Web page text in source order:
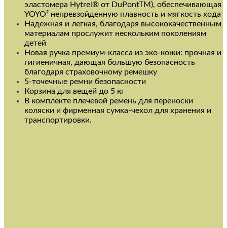
эластомера Hytrel® от DuPontTM), обеспечивающая
YOYO² непревзойденную плавность и мягкость хода
Надежная и легкая, благодаря высококачественным
материалам прослужит нескольким поколениям
детей
Новая ручка премиум-класса из эко-кожи: прочная и
гигиеничная, дающая большую безопасность
благодаря страховочному ремешку
5-точечные ремни безопасности
Корзина для вещей до 5 кг
В комплекте плечевой ремень для переноски
коляски и фирменная сумка-чехол для хранения и
транспортировки.